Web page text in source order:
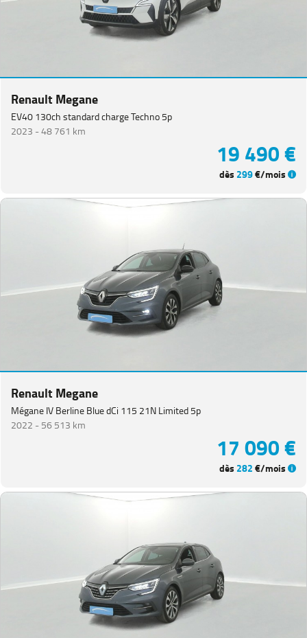
Renault Megane
EV40 130ch standard charge Techno 5p
2023 -48 761 km
19 490 €
dès 299€/mois
Renault Megane
Mégane IV Berline Blue dCi 115 21N Limited 5p
2022 -56 513 km
17 090 €
dès 282€/mois